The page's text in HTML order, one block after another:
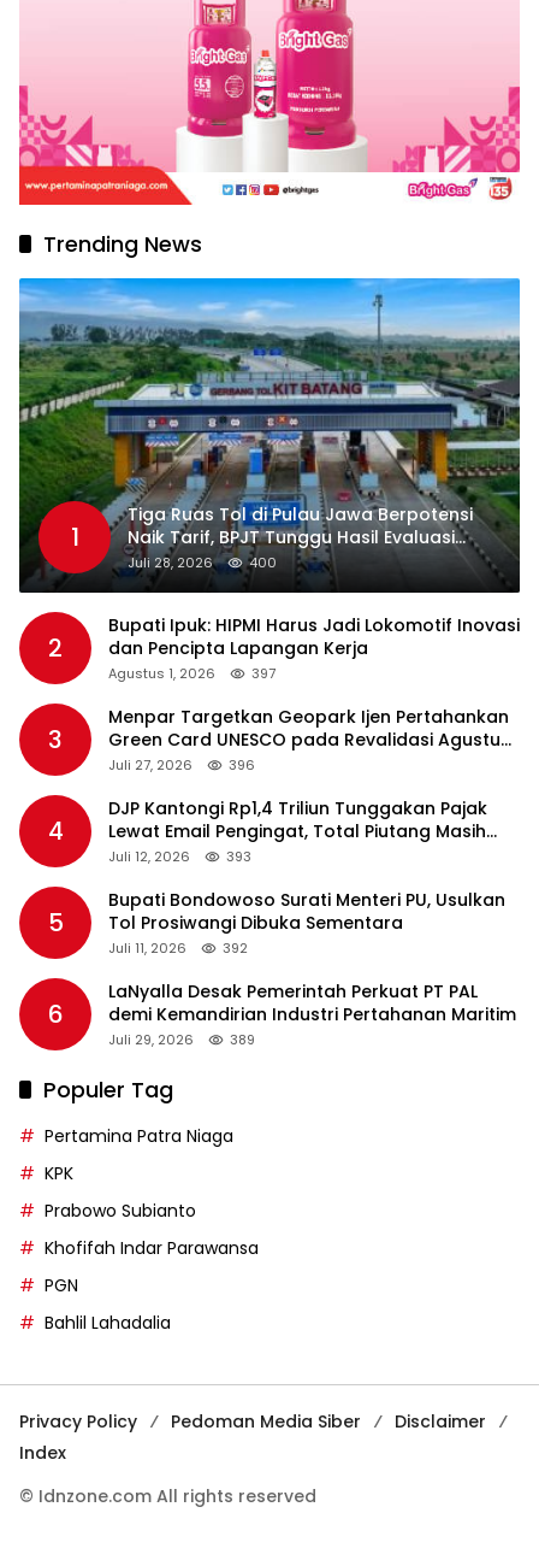
Trending News
1
Tiga Ruas Tol di Pulau Jawa Berpotensi
Naik Tarif, BPJT Tunggu Hasil Evaluasi
Standar Pelayanan
Juli 28, 2026 400
2
Bupati Ipuk: HIPMI Harus Jadi Lokomotif Inovasi
dan Pencipta Lapangan Kerja
Agustus 1, 2026 397
3
Menpar Targetkan Geopark Ijen Pertahankan
Green Card UNESCO pada Revalidasi Agustus
2026
Juli 27, 2026 396
4
DJP Kantongi Rp1,4 Triliun Tunggakan Pajak
Lewat Email Pengingat, Total Piutang Masih
Rp36 Triliun
Juli 12, 2026 393
5
Bupati Bondowoso Surati Menteri PU, Usulkan
Tol Prosiwangi Dibuka Sementara
Juli 11, 2026 392
6
LaNyalla Desak Pemerintah Perkuat PT PAL
demi Kemandirian Industri Pertahanan Maritim
Juli 29, 2026 389
Populer Tag
Pertamina Patra Niaga
KPK
Prabowo Subianto
Khofifah Indar Parawansa
PGN
Bahlil Lahadalia
Privacy Policy Pedoman Media Siber
Disclaimer
Index
© Idnzone.com All rights reserved